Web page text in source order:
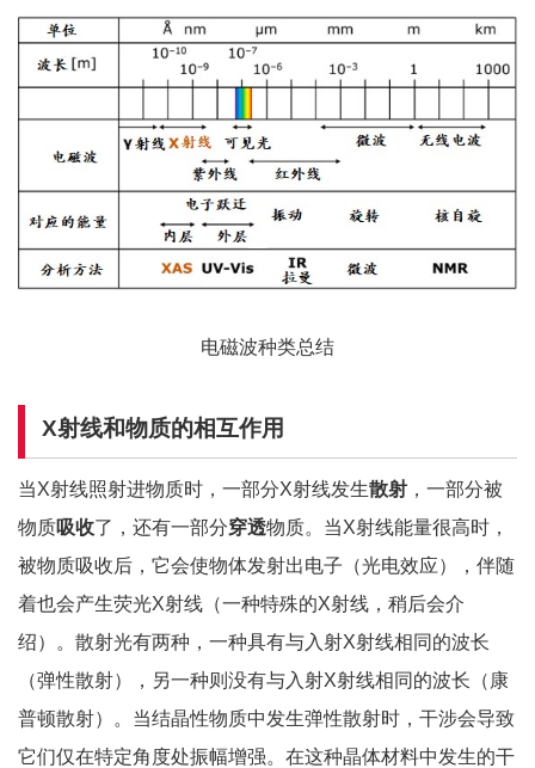
电磁波种类总结
X射线和物质的相互作用
当X射线照射进物质时，一部分X射线发生散射 ，一部分被
物质吸收了，还有一部分穿透物质。当X射线能量很高时，
被物质吸收后，它会使物体发射出电子（光电效应），伴随
着也会产生荧光X射线（一种特殊的X射线，稍后会介
绍）。散射光有两种，一种具有与入射X射线相同的波长
（弹性散射），另一种则没有与入射X射线相同的波长（康
普顿散射）。当结晶性物质中发生弹性散射时，干涉会导致
它们仅在特定角度处振幅增强。在这种晶体材料中发生的干